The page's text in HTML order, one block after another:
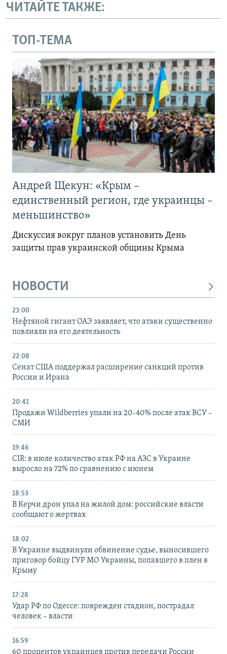
ЧИТАЙТЕ ТАКЖЕ:
ТОП-ТЕМА
Андрей Щекун: «Крым –
единственный регион, где украинцы –
меньшинство»
Дискуссия вокруг планов установить День
защиты прав украинской общины Крыма
НОВОСТИ
23:00
Нефтяной гигант ОАЭ заявляет, что атаки существенно
повлияли на его деятельность
22:08
Сенат США поддержал расширение санкций против
России и Ирана
20:41
Продажи Wildberries упали на 20-40% после атак ВСУ –
СМИ
19:46
CIR: в июле количество атак РФ на АЗС в Украине
выросло на 72% по сравнению с июнем
18:53
В Керчи дрон упал на жилой дом: российские власти
сообщают о жертвах
18:02
В Украине выдвинули обвинение судье, выносившего
приговор бойцу ГУР МО Украины, попавшего в плен в
Крыму
17:28
Удар РФ по Одессе: поврежден стадион, пострадал
человек – власти
16:59
60 процентов украинцев против передачи России